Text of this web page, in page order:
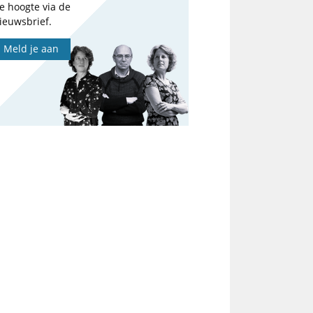
hoogte via de
Meld je aan